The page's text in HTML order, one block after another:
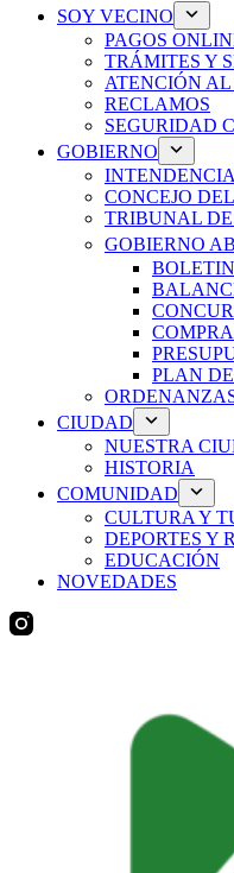
SOY VECINO
PAGOS
TRÁMITES Y
ATENCIÓN
RECLAMOS
SEGURIDAD
GOBIERNO
INTENDENCIA
CONCEJO
TRIBUNAL
GOBIERNO
PLAN
CIUDAD
NUESTRA
HISTORIA
COMUNIDAD
CULTURA Y
DEPORTES Y
EDUCACIÓN
NOVEDADES